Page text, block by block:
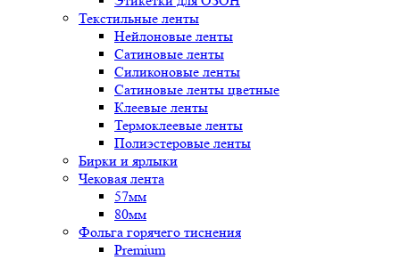
Текстильные ленты
Нейлоновые ленты
Сатиновые ленты
Силиконовые ленты
Сатиновые ленты цветные
Клеевые ленты
Термоклеевые ленты
Полиэстеровые ленты
Бирки и ярлыки
Чековая лента
57мм
80мм
Фольга горячего тиснения
Premium